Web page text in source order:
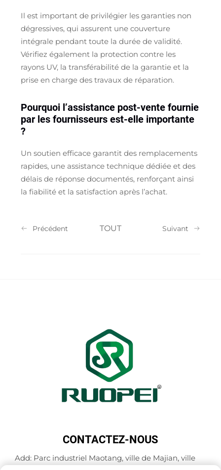
Il est important de privilégier les garanties non
dégressives, qui assurent une couverture
intégrale pendant toute la durée de validité.
Vérifiez également la protection contre les
rayons UV, la transférabilité de la garantie et la
prise en charge des travaux de réparation.
Pourquoi l’assistance post-vente fournie
par les fournisseurs est-elle importante
?
Un soutien efficace garantit des remplacements
rapides, une assistance technique dédiée et des
délais de réponse documentés, renforçant ainsi
la fiabilité et la satisfaction après l’achat.
Précédent TOUT Suivant
CONTACTEZ-NOUS
Add: Parc industriel Maotang, ville de Majian, ville